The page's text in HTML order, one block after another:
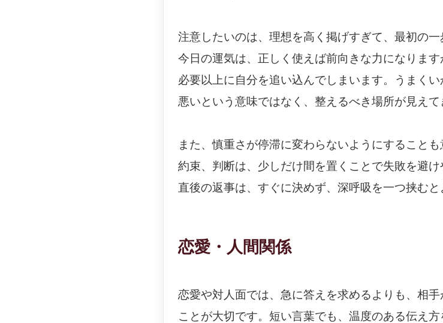
注意したいのは、理想を高く掲げすぎて、最初の一
今日の運気は、正しく使えば前向きな力になります
必要以上に自分を追い込んでしまいます。うまく
悪いという意味ではなく、整えるべき場所が見えて
また、慎重さが停滞に変わらないようにすること
約束、判断は、少しだけ間を置くことで失敗を避
直後の返事は、すぐに決めず、深呼吸を一つ挟むと
恋愛・人間関係
恋愛や対人面では、急に答えを求めるよりも、相
ことが大切です。短い言葉でも、温度のある伝え